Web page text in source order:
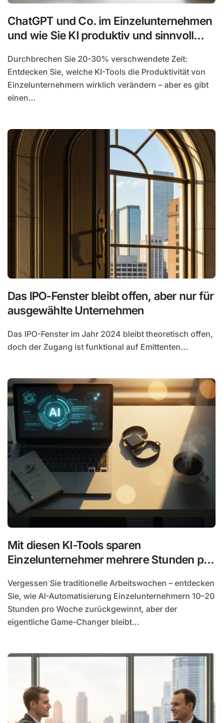
ChatGPT und Co. im Einzelunternehmen
und wie Sie KI produktiv und sinnvoll
Durchbrechen Sie 20-30% verschwendete Zeit:
Entdecken Sie, welche KI-Tools die Produktivität von
Einzelunternehmern wirklich verändern – aber es gibt
einen…
Das IPO-Fenster bleibt offen, aber nur für
ausgewählte Unternehmen
Das IPO-Fenster im Jahr 2024 bleibt theoretisch offen,
doch der Zugang ist funktional auf Emittenten...
Mit diesen KI-Tools sparen
Einzelunternehmer mehrere Stunden pro
Vergessen Sie traditionelle Arbeitswochen – entdecken
Sie, wie AI-Automatisierung Einzelunternehmern 10–20
Stunden pro Woche zurückgewinnt, aber der
eigentliche Game-Changer bleibt…